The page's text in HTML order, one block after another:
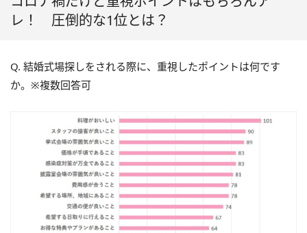
レ！ 圧倒的な1位とは？
Q. 結婚式場探しをされる際に、重視したポイントは何です
か。※複数回答可